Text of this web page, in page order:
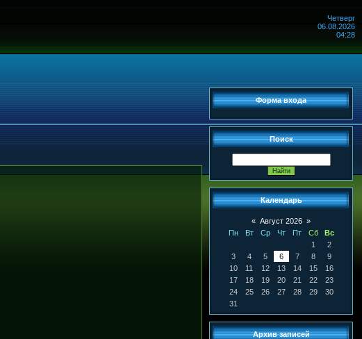
Четверг
06.08.2026
04:28
Форма входа
Поиск
Календарь
« Август 2026 »
Пн
Вт Ср Чт Пт Сб
Вс
1
2
3
4 5 6 7 8
9
10
11 12 13 14 15
16
17
18 19 20 21 22
23
24
25 26 27 28 29
30
31
Архив записей